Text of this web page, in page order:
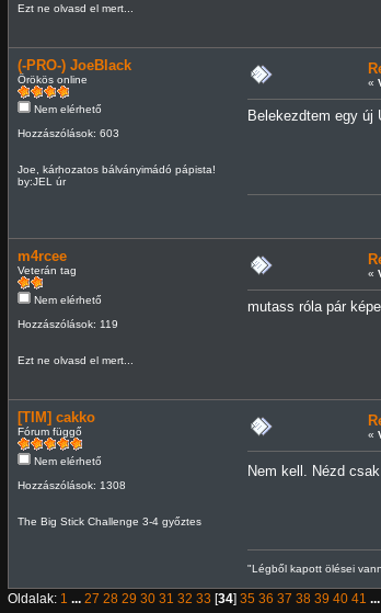
Ezt ne olvasd el mert...
(-PRO-) JoeBlack
Örökös online
Nem elérhető
Hozzászólások: 603
Joe, kárhozatos bálványimádó pápista!
by:JEL úr
«
Belekezdtem egy új
m4rcee
Veterán tag
Nem elérhető
Hozzászólások: 119
Ezt ne olvasd el mert...
«
mutass róla pár
[TIM] cakko
Fórum függő
Nem elérhető
Hozzászólások: 1308
The Big Stick Challenge 3-4 győztes
«
Nem kell. Nézd
"Légből kapott ölései
Oldalak: 1 ... 27 28 29 30 31 32 33 [34] 35 36 37 38 39 40 41 ...